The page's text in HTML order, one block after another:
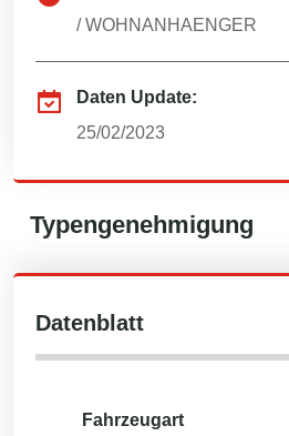
/WOHNANHAENGER
Daten Update:
25/02/2023
Typengenehmigung
Datenblatt
Fahrzeugart